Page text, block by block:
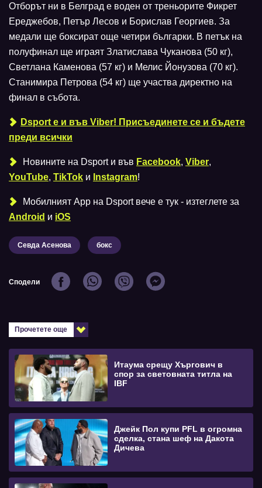
Отборът ни в Белград е воден от треньорите Фикрет
Ереджебов, Петър Лесов и Борислав Георгиев. За
медали ще боксират още четири българки. В петък на
полуфинал ще играят Златислава Чуканова (50 кг),
Светлана Каменова (57 кг) и Мелис Йонузова (70 кг).
Станимира Петрова (54 кг) ще участва директно на
финал в събота.
Dsport е и във Viber! Присъединете се и бъдете
преди всички
Новините на Dsport и във Facebook, Viber,
YouTube, TikTok и Instagram!
Мобилният Аpp на Dsport вече е тук - изтеглете за
Android и iOS
Севда Асенова бокс
Сподели
Прочетете още
Итаума срещу Хъргович в
спор за световната титла на
IBF
Джейк Пол купи PFL в огромна
сделка, стана шеф на Дакота
Дичева